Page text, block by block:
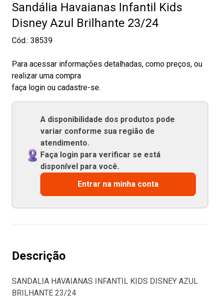
Sandália Havaianas Infantil Kids
Disney Azul Brilhante 23/24
Cód.: 38539
Para acessar informações detalhadas, como preços, ou
realizar uma compra
faça login ou cadastre-se.
A disponibilidade dos produtos pode
variar conforme sua região de
atendimento.
Faça login para verificar se está
disponível para você.
Entrar na minha conta
Descrição
SANDALIA HAVAIANAS INFANTIL KIDS DISNEY AZUL
BRILHANTE 23/24